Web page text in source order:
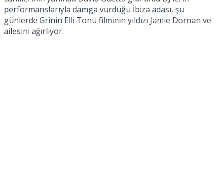
performanslarıyla damga vurduğu İbiza adası, şu
günlerde Grinin Elli Tonu filminin yıldızı Jamie Dornan ve
ailesini ağırlıyor.